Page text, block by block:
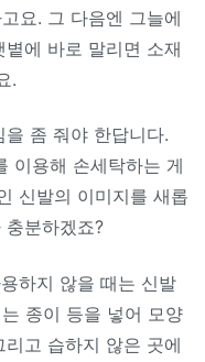
요. 그 다음엔 그늘에
에 바로 말리면 소재
.
좀 줘야 한답니다.
이용해 손세탁하는 게
신발의 이미지를 새롭
분하겠죠?
하지 않을 때는 신발
종이 등을 넣어 모양
고 습하지 않은 곳에